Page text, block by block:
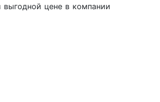
выгодной цене в компании